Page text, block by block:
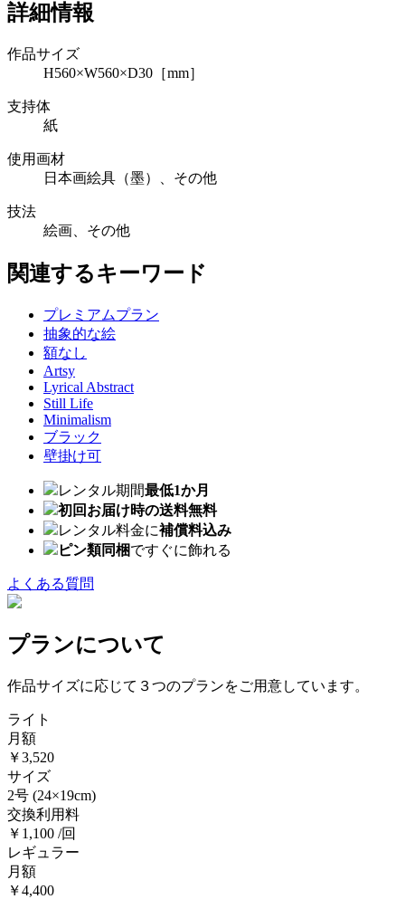
詳細情報
作品サイズ
H560×W560×D30［mm］
支持体
紙
使用画材
日本画絵具（墨）、その他
技法
絵画、その他
関連するキーワード
プレミアムプラン
抽象的な絵
額なし
Artsy
Lyrical Abstract
Still Life
Minimalism
ブラック
壁掛け可
レンタル期間最低1か月
初回お届け時の送料無料
レンタル料金に補償料込み
ピン類同梱ですぐに飾れる
よくある質問
プランについて
作品サイズに応じて３つのプランをご用意しています。
ライト
月額
￥3,520
サイズ
2号 (24×19cm)
交換利用料
￥1,100 /回
レギュラー
月額
￥4,400